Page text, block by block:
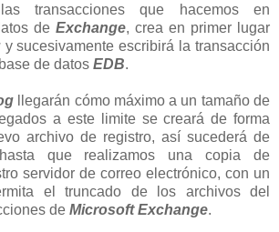
transacciones que hacemos en
de Exchange, crea en primer lugar
y sucesivamente escribirá la transacción
de datos EDB.
llegarán cómo máximo a un tamaño de
a este limite se creará de forma
archivo de registro, así sucederá de
que realizamos una copia de
servidor de correo electrónico, con un
el truncado de los archivos del
de Microsoft Exchange.